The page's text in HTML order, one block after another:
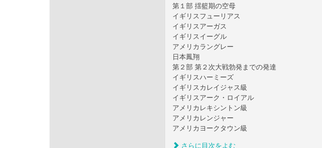
第１部 揺籃期の空母
イギリスフューリアス
イギリスアーガス
イギリスイーグル
アメリカラングレー
日本鳳翔
第２部 第２次大戦勃発までの発達
イギリスハーミーズ
イギリスカレイジャス級
イギリスアーク・ロイアル
アメリカレキシントン級
アメリカレンジャー
アメリカヨークタウン級
さらに目次をよむ